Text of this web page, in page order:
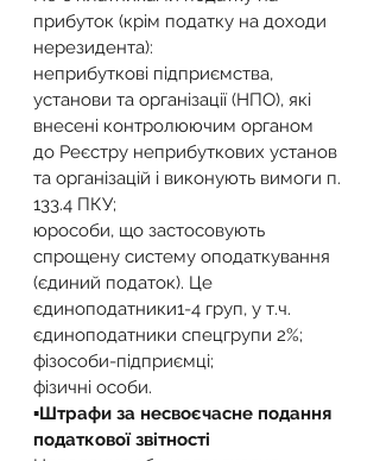
прибуток (крім податку на доходи
нерезидента):
неприбуткові підприємства,
установи та організації (НПО), які
внесені контролюючим органом
до Реєстру неприбуткових установ
та організацій і виконують вимоги п.
133.4 ПКУ;
юрособи, що застосовують
спрощену систему оподаткування
(єдиний податок). Це
єдиноподатники1-4 груп, у т.ч.
єдиноподатники спецгрупи 2%;
фізособи-підприємці;
фізичні особи.
▪️Штрафи за несвоєчасне подання
податкової звітності